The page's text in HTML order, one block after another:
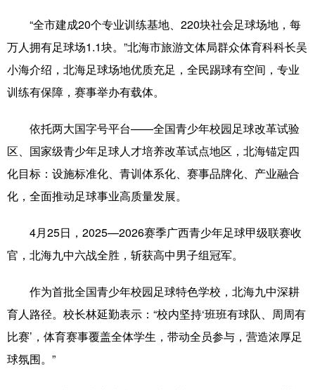
“全市建成20个专业训练基地、220块社会足球场地，每
万人拥有足球场1.1块。”北海市旅游文体局群众体育科科长吴
小海介绍，北海足球场地优质充足，全民踢球有空间，专业
训练有保障，赛事举办有载体。
依托两大国字号平台——全国青少年校园足球改革试验
区、国家级青少年足球人才培养改革试点地区，北海锚定四
化目标：设施标准化、青训体系化、赛事品牌化、产业融合
化，全面推动足球事业高质量发展。
4月25日，2025—2026赛季广西青少年足球甲级联赛收
官，北海九中六战全胜，斩获高中男子组冠军。
作为首批全国青少年校园足球特色学校，北海九中深耕
育人路径。校长林延勤表示：“校内坚持‘班班有球队、周周有
比赛’，体育赛事覆盖全体学生，带动全员参与，营造浓厚足
球氛围。”